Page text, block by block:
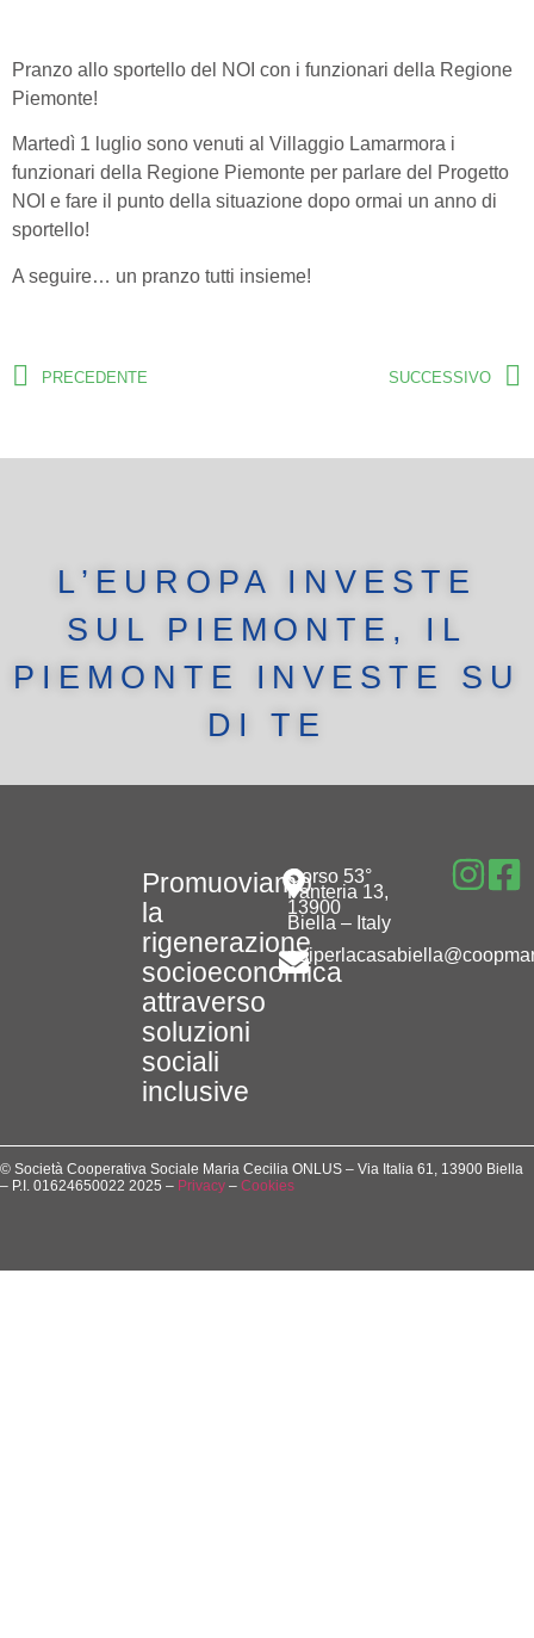
Pranzo allo sportello del NOI con i funzionari della Regione
Piemonte!
Martedì 1 luglio sono venuti al Villaggio Lamarmora i
funzionari della Regione Piemonte per parlare del Progetto
NOI e fare il punto della situazione dopo ormai un anno di
sportello!
A seguire… un pranzo tutti insieme!
PRECEDENTE SUCCESSIVO
L’EUROPA INVESTE
SUL PIEMONTE, IL
PIEMONTE INVESTE SU
DI TE
Promuoviamo
la
rigenerazione
socioeconomica
attraverso
soluzioni
sociali
inclusive
Corso 53°
Fanteria 13,
13900
Biella – Italy
© Società Cooperativa Sociale Maria Cecilia ONLUS – Via Italia 61, 13900 Biella
– P.I. 01624650022 2025 – Privacy – Cookies